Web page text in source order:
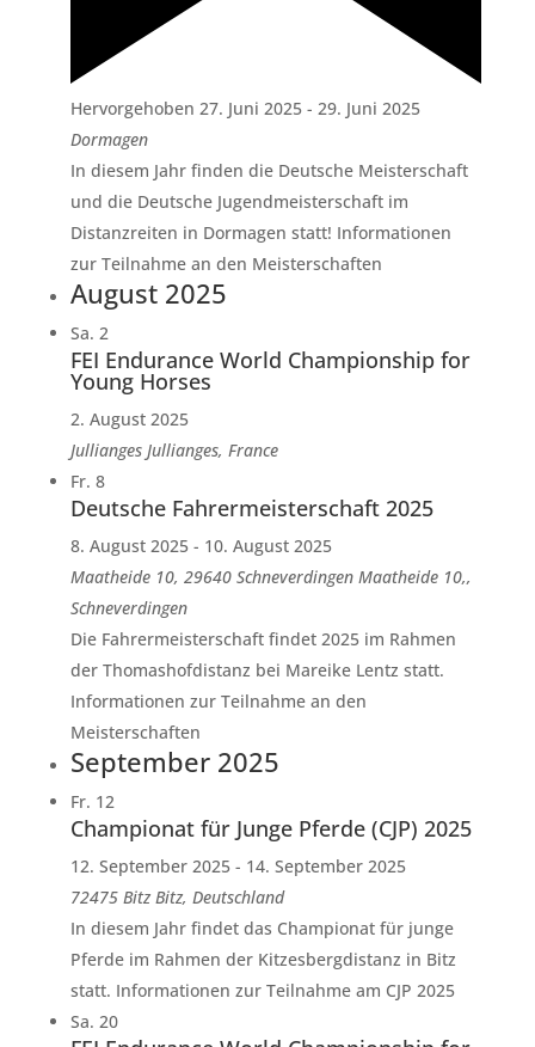
Hervorgehoben 27. Juni 2025- 29. Juni 2025
Dormagen
In diesem Jahr finden die Deutsche Meisterschaft
und die Deutsche Jugendmeisterschaft im
Distanzreiten in Dormagen statt! Informationen
zur Teilnahme an den Meisterschaften
August 2025
Sa. 2
FEI Endurance World Championship for
Young Horses
2. August 2025
Jullianges Jullianges, France
Fr. 8
Deutsche Fahrermeisterschaft 2025
8. August 2025- 10. August 2025
Maatheide 10, 29640 Schneverdingen Maatheide 10,,
Schneverdingen
Die Fahrermeisterschaft findet 2025 im Rahmen
der Thomashofdistanz bei Mareike Lentz statt.
Informationen zur Teilnahme an den
Meisterschaften
September 2025
Fr. 12
Championat für Junge Pferde (CJP) 2025
12. September 2025- 14. September 2025
72475 Bitz Bitz, Deutschland
In diesem Jahr findet das Championat für junge
Pferde im Rahmen der Kitzesbergdistanz in Bitz
statt. Informationen zur Teilnahme am CJP 2025
Sa. 20